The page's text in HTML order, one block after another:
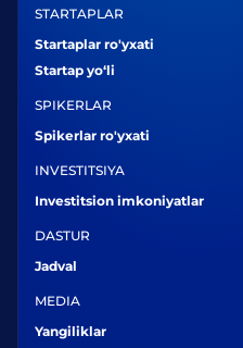
STARTAPLAR
Startaplar ro'yxati
Startap yo‘li
SPIKERLAR
Spikerlar ro'yxati
INVESTITSIYA
Investitsion imkoniyatlar
DASTUR
Jadval
MEDIA
Yangiliklar